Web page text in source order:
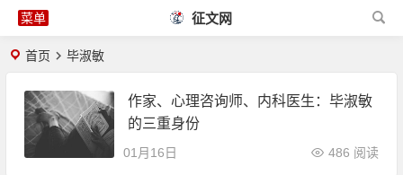
征文网
首页 毕淑敏
作家、心理咨询师、内科医生：毕淑敏
的三重身份
01月16日 486 阅读